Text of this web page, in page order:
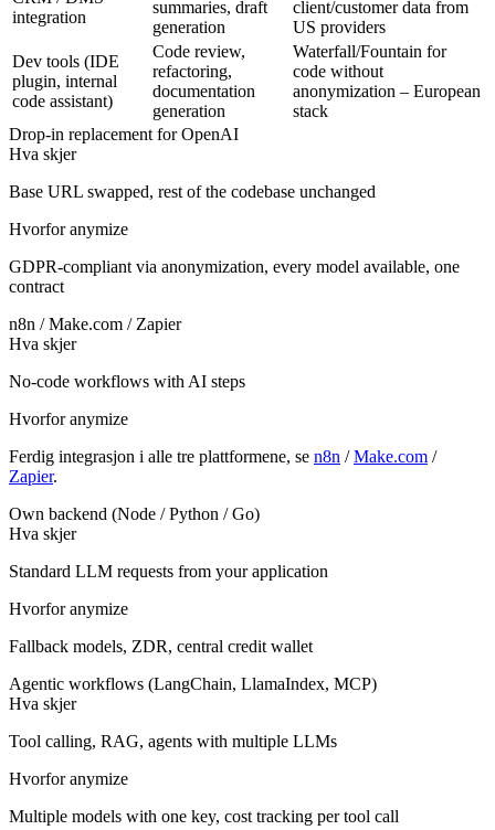
integration
summaries, draft
generation
client/customer data from
US providers
Dev tools (IDE
plugin, internal
code assistant)
Code review,
refactoring,
documentation
generation
Waterfall/Fountain for
code without
anonymization – European
stack
Drop-in replacement for OpenAI
Hva skjer
Base URL swapped, rest of the codebase unchanged
Hvorfor anymize
GDPR-compliant via anonymization, every model available, one
contract
n8n / Make.com / Zapier
Hva skjer
No-code workflows with AI steps
Hvorfor anymize
Ferdig integrasjon i alle tre plattformene, se n8n /Make.com /
Zapier.
Own backend (Node / Python / Go)
Hva skjer
Standard LLM requests from your application
Hvorfor anymize
Fallback models, ZDR, central credit wallet
Agentic workflows (LangChain, LlamaIndex, MCP)
Hva skjer
Tool calling, RAG, agents with multiple LLMs
Hvorfor anymize
Multiple models with one key, cost tracking per tool call